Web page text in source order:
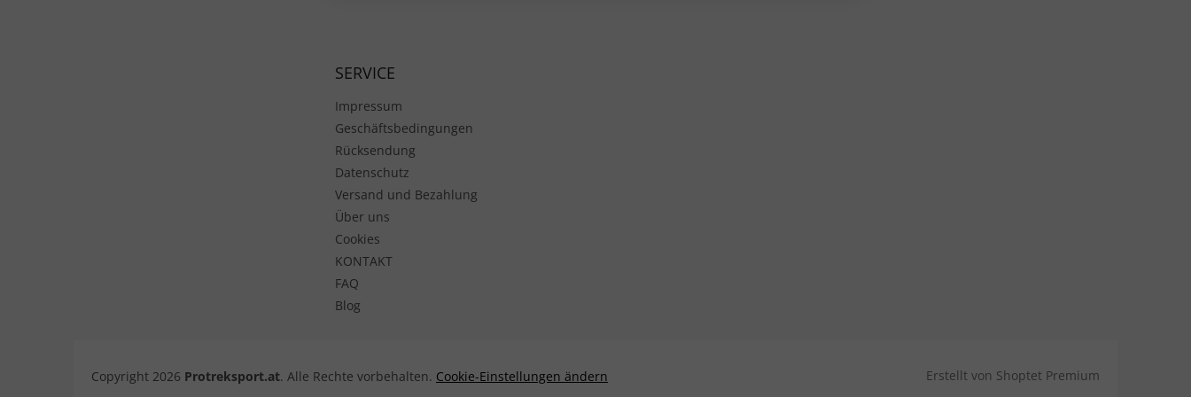
SERVICE
Impressum
Geschäftsbedingungen
Rücksendung
Datenschutz
Versand und Bezahlung
Über uns
Cookies
KONTAKT
FAQ
Blog
Erstellt von Shoptet Premium
Copyright 2026 Protreksport.at. Alle Rechte vorbehalten. Cookie-Einstellungen ändern